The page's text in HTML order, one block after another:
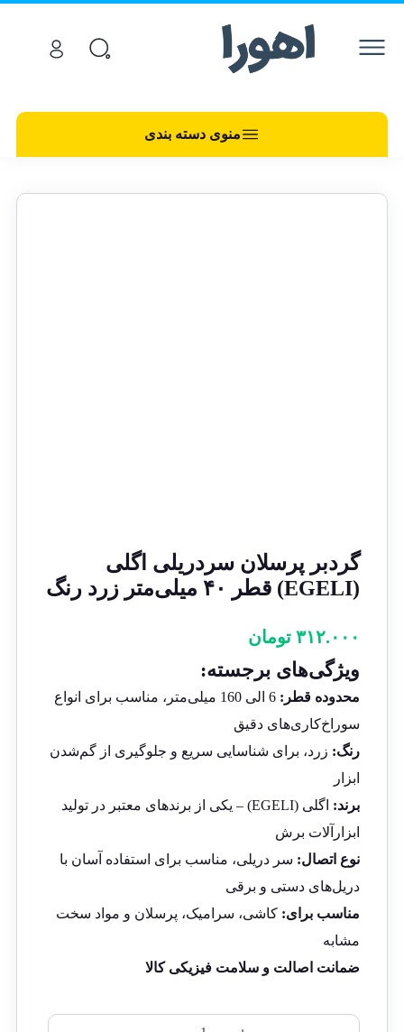
منوی دسته بندی
گردبر پرسلان سردریلی اگلی
(EGELI) قطر ۴۰ میلی‌متر زرد رنگ
۳۱۲.۰۰۰ تومان
ویژگی‌های برجسته:
محدوده قطر:
6 الی 160 میلی‌متر، مناسب برای انواع
سوراخ‌کاری‌های دقیق
رنگ: زرد، برای شناسایی سریع و جلوگیری از گم‌شدن
ابزار
برند:
اگلی (EGELI) – یکی از برندهای معتبر در تولید
ابزارآلات برش
نوع اتصال: سر دریلی، مناسب برای استفاده آسان با
دریل‌های دستی و برقی
مناسب برای: کاشی، سرامیک، پرسلان و مواد سخت
مشابه
ضمانت اصالت و سلامت فیزیکی کالا